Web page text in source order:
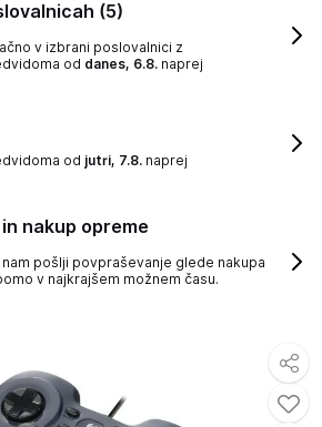
(5)
v izbrani poslovalnici z
od danes, 6.8. naprej
od jutri, 7.8. naprej
nakup opreme
pošlji povpraševanje glede nakupa
v najkrajšem možnem času.